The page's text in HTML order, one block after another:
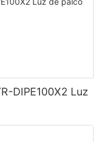
DIPE100X2 Luz